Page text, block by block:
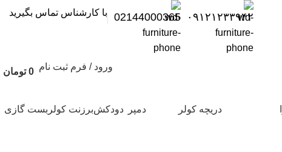
۰۹۱۲۱۲۳۳۹۴۲ 02144000365 با کارشناس تماس بگیرید
ورود / فرم ثبت نام 0 تومان
دریچه کولر دمپر دودکشبرزنت کولر بست گازی